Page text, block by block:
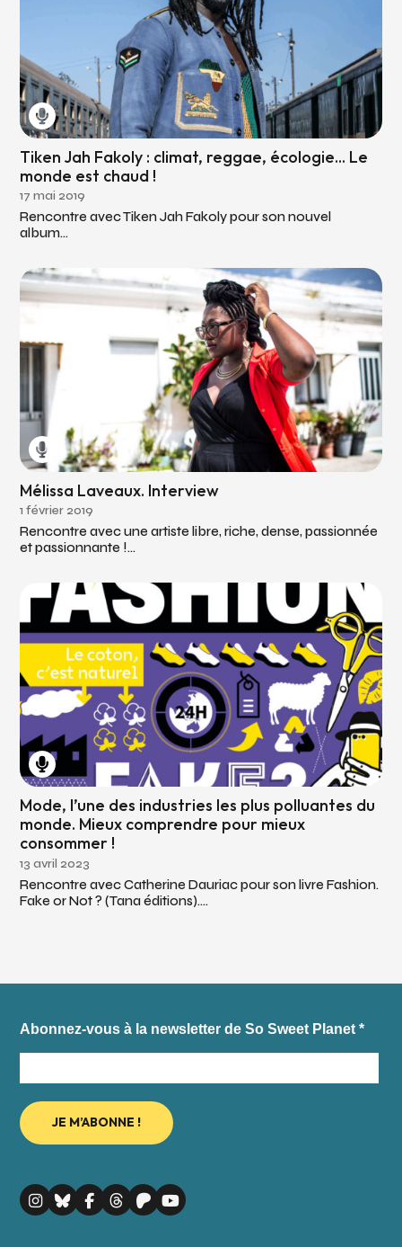
Tiken Jah Fakoly : climat, reggae, écologie... Le
monde est chaud !
17 mai 2019
Rencontre avec Tiken Jah Fakoly pour son nouvel
album...
Mélissa Laveaux. Interview
1 février 2019
Rencontre avec une artiste libre, riche, dense, passionnée
et passionnante !...
Mode, l’une des industries les plus polluantes du
monde. Mieux comprendre pour mieux
consommer !
13 avril 2023
Rencontre avec Catherine Dauriac pour son livre Fashion.
Fake or Not ? (Tana éditions)....
Abonnez-vous à la newsletter de So Sweet Planet*